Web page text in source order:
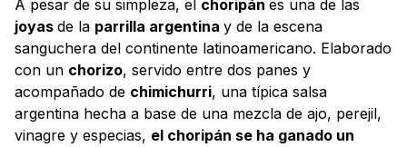
A pesar de su simpleza, el choripán es una de las
joyas de la parrilla argentina y de la escena
sanguchera del continente latinoamericano. Elaborado
con un chorizo, servido entre dos panes y
acompañado de chimichurri, una típica salsa
argentina hecha a base de una mezcla de ajo, perejil,
vinagre y especias, el choripán se ha ganado un